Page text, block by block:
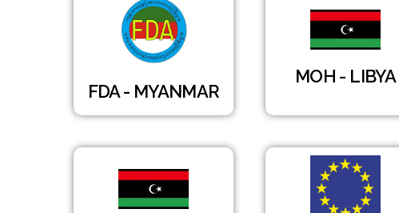
FDA - MYANMAR
MOH - LIBYA